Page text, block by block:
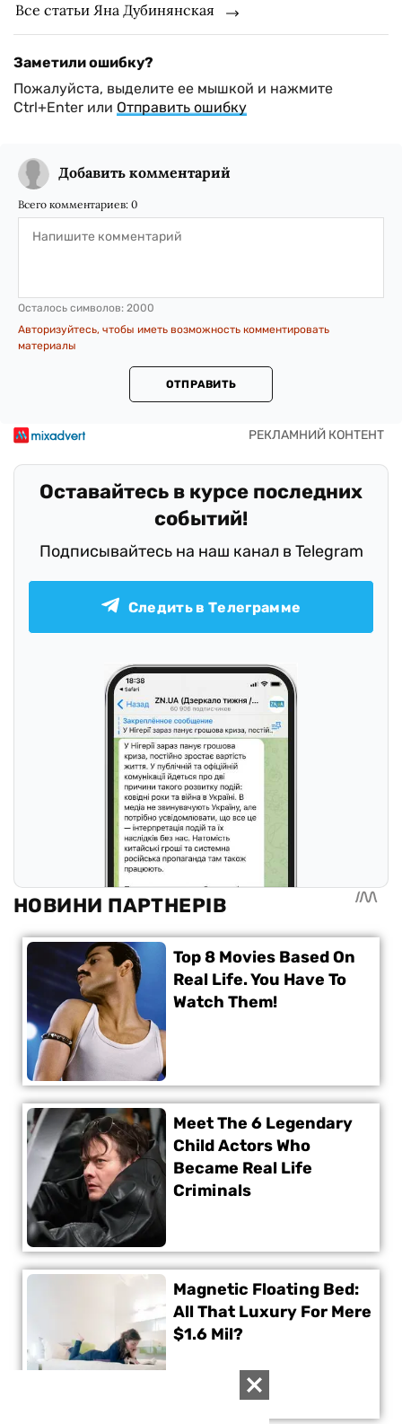
Все статьи Яна Дубинянская
Заметили ошибку?
Пожалуйста, выделите ее мышкой и нажмите
Ctrl+Enter или Отправить ошибку
Добавить комментарий
Всего комментариев: 0
Осталось символов: 2000
Авторизуйтесь, чтобы иметь возможность комментировать
материалы
ОТПРАВИТЬ
Оставайтесь в курсе последних
событий!
Подписывайтесь на наш канал в Telegram
Следить в Телеграмме